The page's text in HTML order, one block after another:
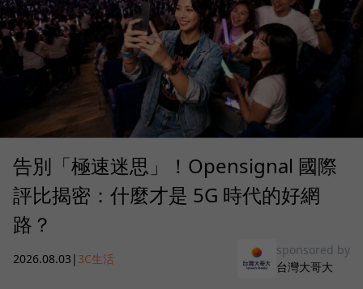
告別「極速迷思」！Opensignal 國際
評比揭密：什麼才是 5G 時代的好網
路？
2026.08.03 | 3C生活
sponsored by
台灣大哥大